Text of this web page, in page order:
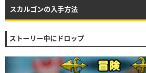
スカルゴンの入手方法
ストーリー中にドロップ